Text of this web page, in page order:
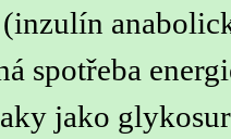
spotřeba
jako